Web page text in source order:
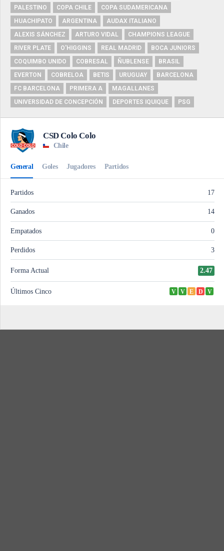
PALESTINO
COPA CHILE
COPA SUDAMERICANA
HUACHIPATO
ARGENTINA
AUDAX ITALIANO
ALEXIS SÁNCHEZ
ARTURO VIDAL
CHAMPIONS LEAGUE
RIVER PLATE
O'HIGGINS REAL MADRID
BOCA JUNIORS
COQUIMBO UNIDO
COBRESAL ÑUBLENSE
BRASIL
EVERTON
COBRELOA BETIS URUGUAY
BARCELONA
FC BARCELONA
PRIMERA A
MAGALLANES
UNIVERSIDAD DE CONCEPCIÓN
DEPORTES IQUIQUE PSG